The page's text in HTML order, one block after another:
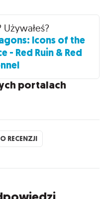
Używałeś?
Icons of the
- Red Ruin & Red
portalach
RECENZJI